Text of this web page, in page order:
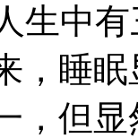
中有
，睡
，但